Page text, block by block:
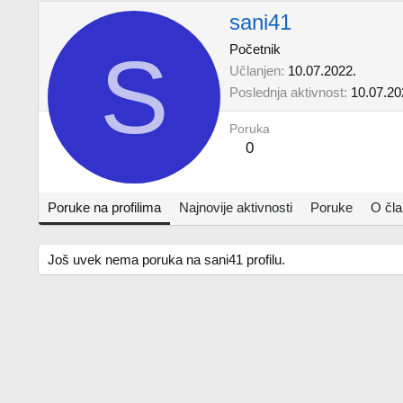
S
sani41
Početnik
Učlanjen 10.07.2022.
Poslednja aktivnost
Poruka
0
Poruke na profilima Najnovije aktivnosti Poruke O
Još uvek nema poruka na sani41 profilu.